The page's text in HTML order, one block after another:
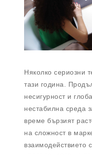
Няколко сериозни
тази година.
несигурност и
нестабилна среда
време бързият
на сложност в
взаимодействието